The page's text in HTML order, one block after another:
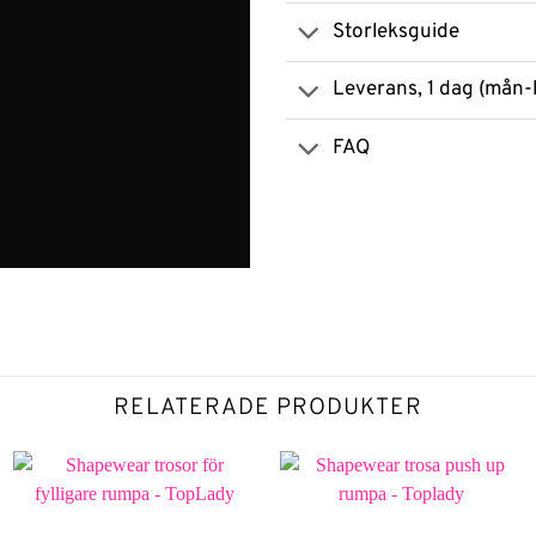
Storleksguide
Leverans, 1 dag
FAQ
RELATERADE PRODUKTER